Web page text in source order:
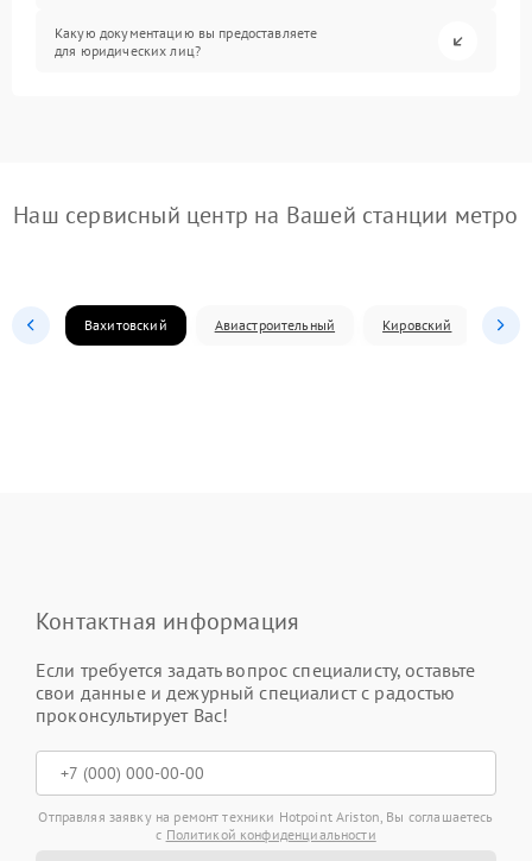
Какую документацию вы предоставляете
для юридических лиц?
Наш сервисный центр на Вашей станции метро
Вахитовский Авиастроительный Кировский
Контактная информация
Если требуется задать вопрос специалисту, оставьте
свои данные и дежурный специалист с радостью
проконсультирует Вас!
Отправляя заявку на ремонт техники Hotpoint Ariston, Вы соглашаетесь
с Политикой конфиденциальности